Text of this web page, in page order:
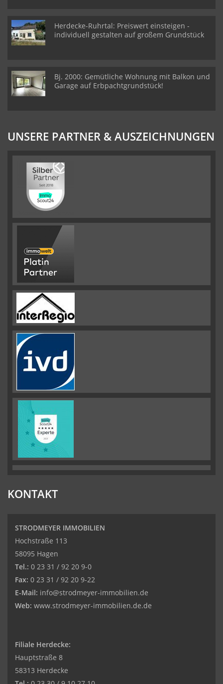
Herdecke-Ruhrtal: Preiswert einsteigen -
individuell gestalten auf großem Grundstück
Bj. 2000: Gemütliche Wohnung mit Balkon und
Garage auf Erbpachtgrundstück!
UNSERE PARTNER & AUSZEICHNUNGEN
KONTAKT
STRODMEYER IMMOBILIEN
Hochstraße 113
58095 Hagen
Tel.: 0 23 31 / 92 20 9-0
Fax: 0 23 31 / 92 20 9-22
E-Mail: info@strodmeyer-immobilien.de
Web: www.strodmeyer-immobilien.de.de
Filiale Herdecke:
Hauptstraße 8
58313 Herdecke